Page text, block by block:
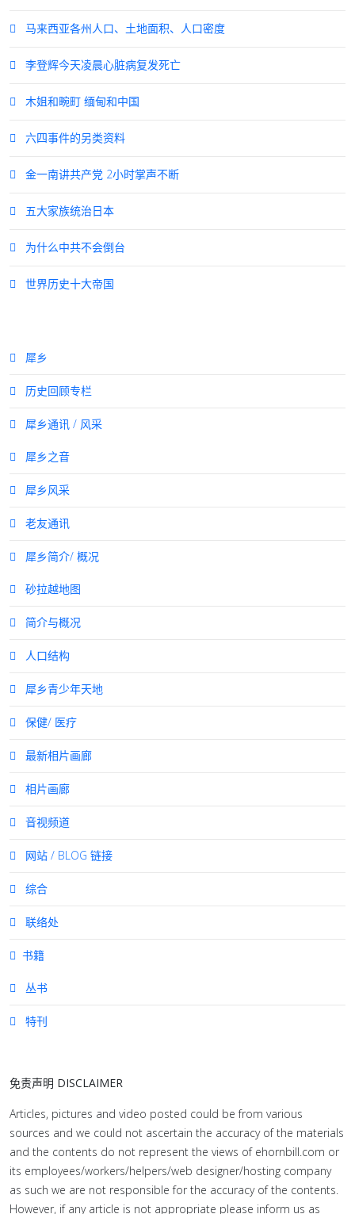
马来西亚各州人口、土地面积、人口密度
李登辉今天凌晨心脏病复发死亡
木姐和畹町 缅甸和中国
六四事件的另类资料
金一南讲共产党 2小时掌声不断
五大家族统治日本
为什么中共不会倒台
世界历史十大帝国
犀乡
历史回顾专栏
犀乡通讯 / 风采
犀乡之音
犀乡风采
老友通讯
犀乡简介/ 概况
砂拉越地图
简介与概况
人口结构
犀乡青少年天地
保健/ 医疗
最新相片画廊
相片画廊
音视频道
网站 / BLOG 链接
综合
联络处
书籍
丛书
特刊
免责声明 DISCLAIMER
Articles, pictures and video posted could be from various
sources and we could not ascertain the accuracy of the materials
and the contents do not represent the views of ehornbill.com or
its employees/workers/helpers/web designer/hosting company
as such we are not responsible for the accuracy of the contents.
However, if any article is not appropriate please inform us as